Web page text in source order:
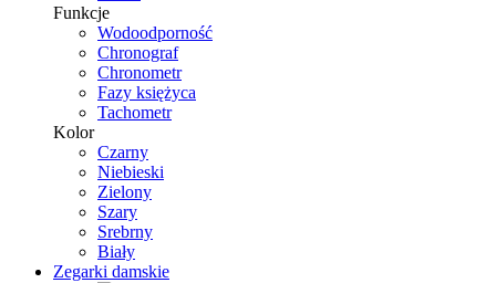
Funkcje
Wodoodporność
Chronograf
Chronometr
Fazy księżyca
Tachometr
Kolor
Czarny
Niebieski
Zielony
Szary
Srebrny
Biały
Zegarki damskie